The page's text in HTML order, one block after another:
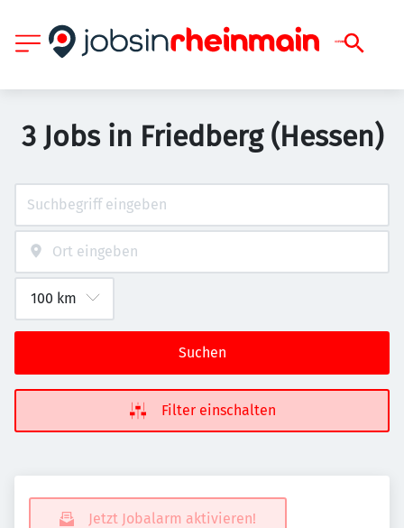
3 Jobs in Friedberg (Hessen)
Suchen
Filter einschalten
Jetzt Jobalarm aktivieren!